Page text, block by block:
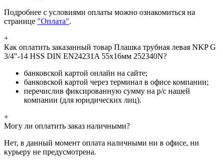
Подробнее с условиями оплаты можно ознакомиться на
странице "Оплата".
+
Как оплатить заказанный товар Плашка трубная левая NKP G
3/4"-14 HSS DIN EN24231A 55x16мм 252340N?
банковской картой онлайн на сайте;
банковской картой через терминал в офисе компании;
перечислив фиксированную сумму на р/с нашей
компании (для юридических лиц).
+
Могу ли оплатить заказ наличными?
Нет, в данный момент оплата наличными ни в офисе, ни
курьеру не предусмотрена.